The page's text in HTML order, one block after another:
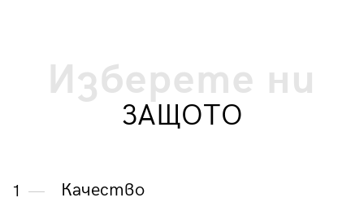
Изберете ни
ЗАЩОТО
1 Качество